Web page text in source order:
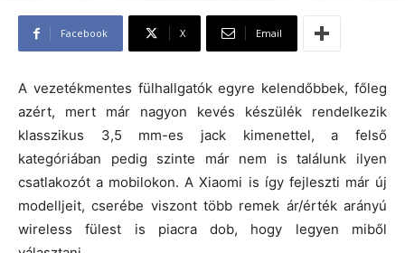
Facebook X Email
A vezetékmentes fülhallgatók egyre kelendőbbek, főleg
azért, mert már nagyon kevés készülék rendelkezik
klasszikus 3,5 mm-es jack kimenettel, a felső
kategóriában pedig szinte már nem is találunk ilyen
csatlakozót a mobilokon. A Xiaomi is így fejleszti már új
modelljeit, cserébe viszont több remek ár/érték arányú
wireless fülest is piacra dob, hogy legyen miből